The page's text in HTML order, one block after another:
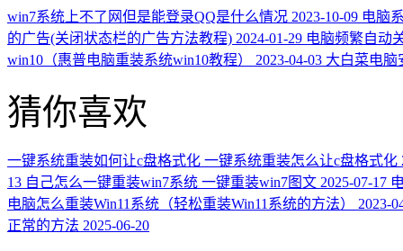
win7系统上不了网但是能登录QQ是什么情况 2023-10-09 电脑
的广告(关闭状态栏的广告方法教程) 2024-01-29 电脑频繁自动
win10（惠普电脑重装系统win10教程）
2023-04-03 大白菜电脑
猜你喜欢
一键系统重装如何让c盘格式化 一键系统重装怎么让c盘格式化
13 自己怎么一键重装win7系统 一键重装win7图文 2025-07-17
电脑怎么重装Win11系统（轻松重装Win11系统的方法）
2023-
正常的方法 2025-06-20